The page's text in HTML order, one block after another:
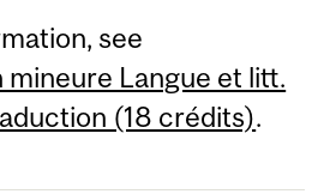
see
Langue et litt.
(18 crédits).